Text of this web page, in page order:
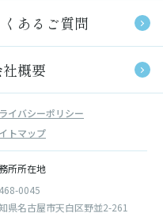
くあるご質問
概要
イバシーポリシー
トマップ
所所在地
0045
県名古屋市天白区野並2-261
くあるご質問
概要
イバシーポリシー
トマップ
所所在地
0045
県名古屋市天白区野並2-261
ども・第二の人生など、
ルな成婚ストーリーをご
。
代
抱えていた方